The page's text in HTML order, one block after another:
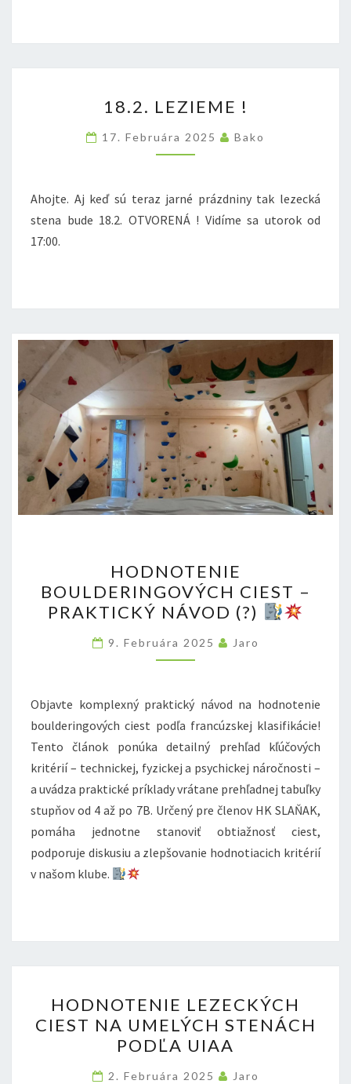
LEZIEME
!
18.2. LEZIEME !
17. Februára 2025 Bako
Ahojte. Aj keď sú teraz jarné prázdniny tak lezecká
stena bude 18.2. OTVORENÁ ! Vidíme sa utorok od
17:00.
BOULDERINGOVÝCH
CIEST
–
PRAKTICKÝ
NÁVOD
HODNOTENIE
BOULDERINGOVÝCH CIEST –
PRAKTICKÝ NÁVOD (?)
9. Februára 2025 Jaro
Objavte komplexný praktický návod na hodnotenie
boulderingových ciest podľa francúzskej klasifikácie!
Tento článok ponúka detailný prehľad kľúčových
kritérií – technickej, fyzickej a psychickej náročnosti –
a uvádza praktické príklady vrátane prehľadnej tabuľky
stupňov od 4 až po 7B. Určený pre členov HK SLAŇAK,
pomáha jednotne stanoviť obtiažnosť ciest,
podporuje diskusiu a zlepšovanie hodnotiacich kritérií
v našom klube.
LEZECKÝCH
CIEST
NA
UMELÝCH
HODNOTENIE LEZECKÝCH
CIEST NA UMELÝCH STENÁCH
PODĽA UIAA
2. Februára 2025 Jaro